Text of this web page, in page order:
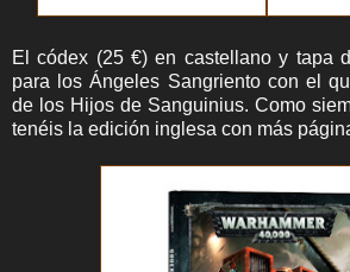
El códex (25 €) en castellano y tapa
para los Ángeles Sangriento con el
de los Hijos de Sanguinius. Como
tenéis la edición inglesa con más